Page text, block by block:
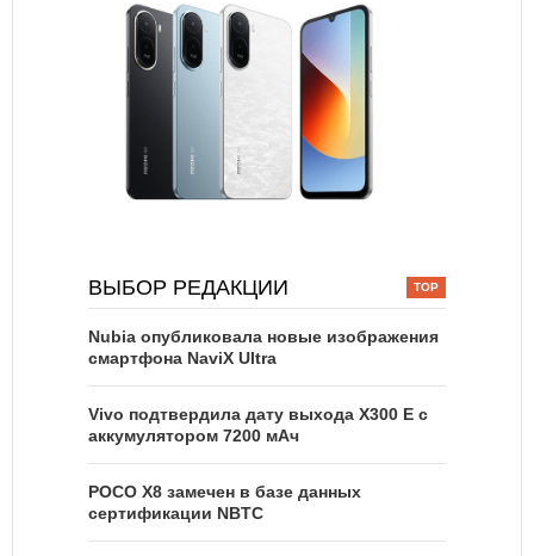
ВЫБОР РЕДАКЦИИ
Nubia опубликовала новые изображения
смартфона NaviX Ultra
Vivo подтвердила дату выхода X300 E с
аккумулятором 7200 мАч
POCO X8 замечен в базе данных
сертификации NBTC